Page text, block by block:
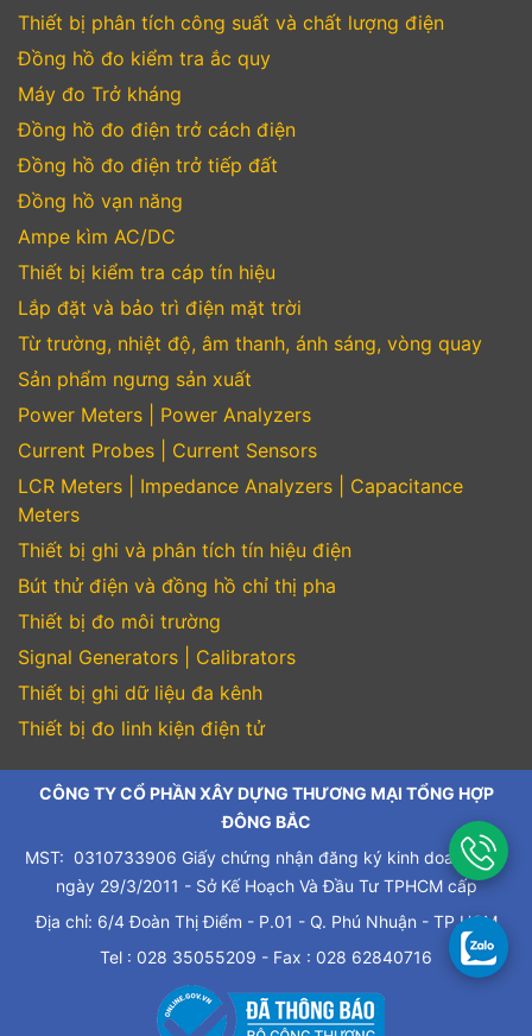
Thiết bị phân tích công suất và chất lượng điện
Đồng hồ đo kiểm tra ắc quy
Máy đo Trở kháng
Đồng hồ đo điện trở cách điện
Đồng hồ đo điện trở tiếp đất
Đồng hồ vạn năng
Ampe kìm AC/DC
Thiết bị kiểm tra cáp tín hiệu
Lắp đặt và bảo trì điện mặt trời
Từ trường, nhiệt độ, âm thanh, ánh sáng, vòng quay
Sản phẩm ngưng sản xuất
Power Meters | Power Analyzers
Current Probes | Current Sensors
LCR Meters | Impedance Analyzers | Capacitance
Meters
Thiết bị ghi và phân tích tín hiệu điện
Bút thử điện và đồng hồ chỉ thị pha
Thiết bị đo môi trường
Signal Generators | Calibrators
Thiết bị ghi dữ liệu đa kênh
Thiết bị đo linh kiện điện tử
CÔNG TY CỔ PHẦN XÂY DỰNG THƯƠNG MẠI TỔNG HỢP
ĐÔNG BẮC
MST: 0310733906 Giấy chứng nhận đăng ký kinh doanh cấp
ngày 29/3/2011 - Sở Kế Hoạch Và Đầu Tư TPHCM cấp
Địa chỉ: 6/4 Đoàn Thị Điểm - P.01 - Q. Phú Nhuận - TP.HCM
Tel : 028 35055209 - Fax : 028 62840716